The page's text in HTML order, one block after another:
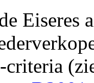
Eiseres
-criteria